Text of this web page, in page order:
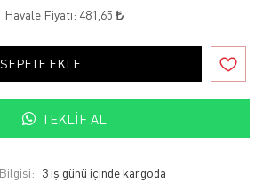
Havale Fiyatı: 481,65
SEPETE EKLE
TEKLIF AL
3 iş günü içinde kargoda